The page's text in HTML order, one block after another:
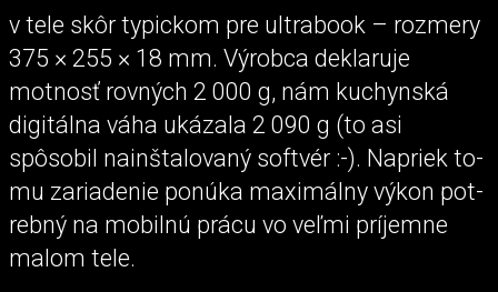
v tele skôr typickom pre ultra­book – roz­me­ry
375 × 255 × 18 mm. Výrobca deklaruje
motnosť rovných 2 000 g, nám kuchynská
digitálna váha ukázala 2 090 g (to asi
spôsobil nainštalovaný softvér :-). Na­priek to­
mu za­ria­de­nie po­nú­ka maximál­ny vý­kon pot­
reb­ný na mo­bil­nú prá­cu vo veľmi príjemne
malom tele.